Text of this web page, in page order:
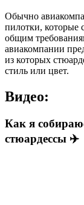
Обычно
пилотки, которые
общим
авиакомпании
из которых
стиль или цвет.
Видео:
Как я
стюардессы ✈️